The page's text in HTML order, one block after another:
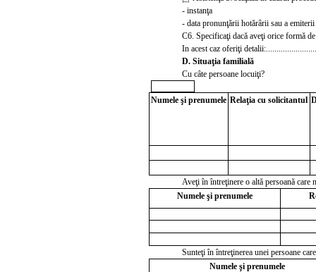
- instanţa
- data pronunţării hotărârii sau a
C6. Specificaţi dacă aveţi orice formă
In acest caz oferiţi
D. Situaţia familială
Cu câte persoane locuiţi?
Numele şi prenumele Relaţia cu solicitantul
Aveţi în întreţinere o altă persoană care
Numele şi prenumele
Sunteţi în întreţinerea unei persoane
Numele şi prenumele